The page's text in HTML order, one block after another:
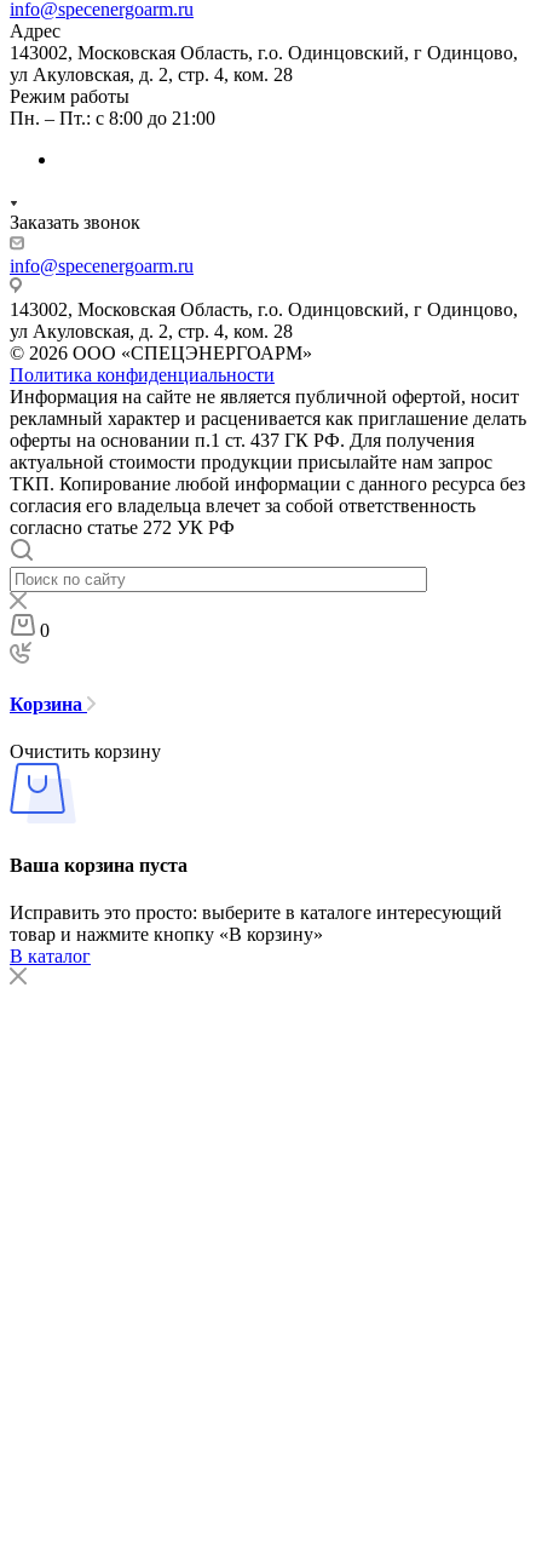
info@specenergoarm.ru
Адрес
143002, Московская Область, г.о. Одинцовский, г Одинцово,
ул Акуловская, д. 2, стр. 4, ком. 28
Режим работы
Пн. – Пт.: с 8:00 до 21:00
Заказать звонок
info@specenergoarm.ru
143002, Московская Область, г.о. Одинцовский, г Одинцово,
ул Акуловская, д. 2, стр. 4, ком. 28
© 2026 ООО «СПЕЦЭНЕРГОАРМ»
Политика конфиденциальности
Информация на сайте не является публичной офертой, носит
рекламный характер и расценивается как приглашение делать
оферты на основании п.1 ст. 437 ГК РФ. Для получения
актуальной стоимости продукции присылайте нам запрос
ТКП. Копирование любой информации с данного ресурса без
согласия его владельца влечет за собой ответственность
согласно статье 272 УК РФ
0
Корзина
Очистить корзину
Ваша корзина пуста
Исправить это просто: выберите в каталоге интересующий
товар и нажмите кнопку «В корзину»
В каталог